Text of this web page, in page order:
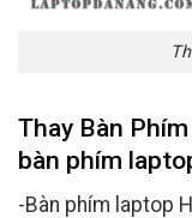
Thay Bàn
bàn phím
-Bàn phím laptop